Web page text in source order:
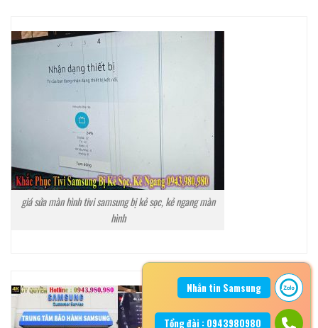
giá sửa màn hình tivi samsung bị kẻ sọc, kẻ ngang màn
hình
Nhắn tin Samsung
Tổng đài : 0943980980